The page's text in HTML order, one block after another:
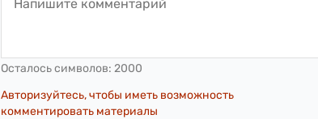
Осталось символов: 2000
Авторизуйтесь, чтобы иметь возможность
комментировать материалы